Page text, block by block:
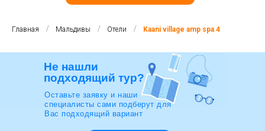
Главная / Мальдивы / Отели / Kaani village amp spa 4
Оставьте заявку и наши
специалисты сами подберут для
Вас подходящий вариант
Не нашли
подходящий тур?